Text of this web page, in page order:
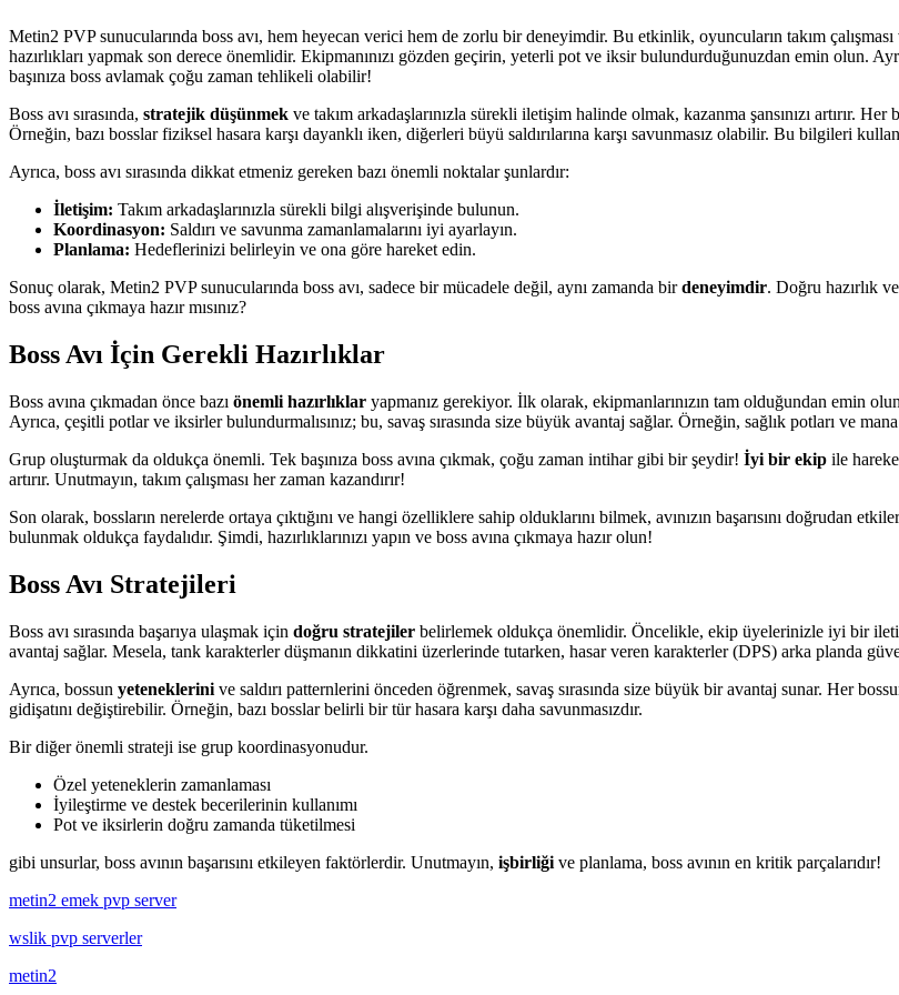
Metin2 PVP sunucularında boss avı, hem heyecan verici hem de zorlu bir deneyimdir. Bu etkinlik, oyuncuların takım
hazırlıkları yapmak son derece önemlidir. Ekipmanınızı gözden geçirin, yeterli pot ve iksir bulundurduğunuzdan emin olun.
başınıza boss avlamak çoğu zaman tehlikeli olabilir!
Boss avı sırasında, stratejik düşünmek ve takım arkadaşlarınızla sürekli iletişim halinde olmak, kazanma şansınızı artırır.
Örneğin, bazı bosslar fiziksel hasara karşı dayanklı iken, diğerleri büyü saldırılarına karşı savunmasız olabilir. Bu bilgileri
Ayrıca, boss avı sırasında dikkat etmeniz gereken bazı önemli noktalar şunlardır:
İletişim: Takım arkadaşlarınızla sürekli bilgi alışverişinde bulunun.
Koordinasyon: Saldırı ve savunma zamanlamalarını iyi ayarlayın.
Planlama: Hedeflerinizi belirleyin ve ona göre hareket edin.
Sonuç olarak, Metin2 PVP sunucularında boss avı, sadece bir mücadele değil, aynı zamanda birdeneyimdir. Doğru hazırlık
boss avına çıkmaya hazır mısınız?
Boss Avı İçin Gerekli Hazırlıklar
Boss avına çıkmadan önce bazı önemli hazırlıklar yapmanız gerekiyor. İlk olarak, ekipmanlarınızın tam olduğundan emin
Ayrıca, çeşitli potlar ve iksirler bulundurmalısınız; bu, savaş sırasında size büyük avantaj sağlar. Örneğin, sağlık potları ve
Grup oluşturmak da oldukça önemli. Tek başınıza boss avına çıkmak, çoğu zaman intihar gibi bir şeydir! İyi bir ekip ile
artırır. Unutmayın, takım çalışması her zaman kazandırır!
Son olarak, bossların nerelerde ortaya çıktığını ve hangi özelliklere sahip olduklarını bilmek, avınızın başarısını doğrudan
bulunmak oldukça faydalıdır. Şimdi, hazırlıklarınızı yapın ve boss avına çıkmaya hazır olun!
Boss Avı Stratejileri
Boss avı sırasında başarıya ulaşmak için doğru stratejiler belirlemek oldukça önemlidir. Öncelikle, ekip üyelerinizle iyi bir
avantaj sağlar. Mesela, tank karakterler düşmanın dikkatini üzerlerinde tutarken, hasar veren karakterler (DPS) arka planda
Ayrıca, bossun yeteneklerini ve saldırı patternlerini önceden öğrenmek, savaş sırasında size büyük bir avantaj sunar. Her
gidişatını değiştirebilir. Örneğin, bazı bosslar belirli bir tür hasara karşı daha savunmasızdır.
Bir diğer önemli strateji ise grup koordinasyonudur.
Özel yeteneklerin zamanlaması
İyileştirme ve destek becerilerinin kullanımı
Pot ve iksirlerin doğru zamanda tüketilmesi
gibi unsurlar, boss avının başarısını etkileyen faktörlerdir. Unutmayın, işbirliği ve planlama, boss avının en kritik parçalarıdır!
metin2 emek pvp server
wslik pvp serverler
metin2